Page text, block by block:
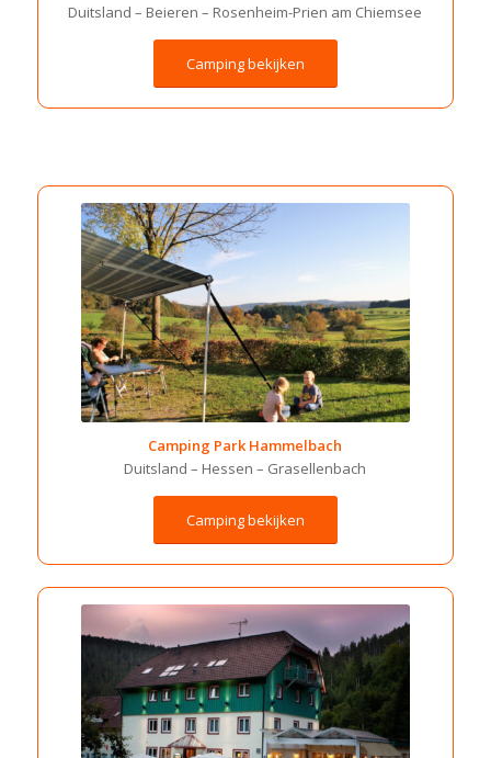
Duitsland – Beieren – Rosenheim-Prien am Chiemsee
Camping bekijken
Camping Park Hammelbach
Duitsland – Hessen – Grasellenbach
Camping bekijken